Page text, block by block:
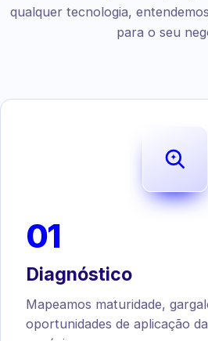
qualquer tecnologia,
para o seu
01
Diagnóstico
Mapeamos maturidade,
oportunidades de aplicação